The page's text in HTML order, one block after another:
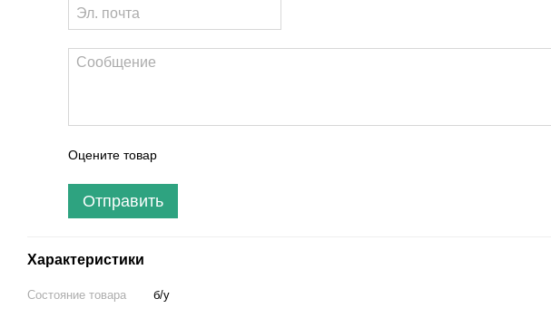
Оцените товар
Отправить
Характеристики
Состояние товара б/у